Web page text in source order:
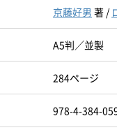
京藤好男 著 /
A5判／並製
284ページ
978-4-384-